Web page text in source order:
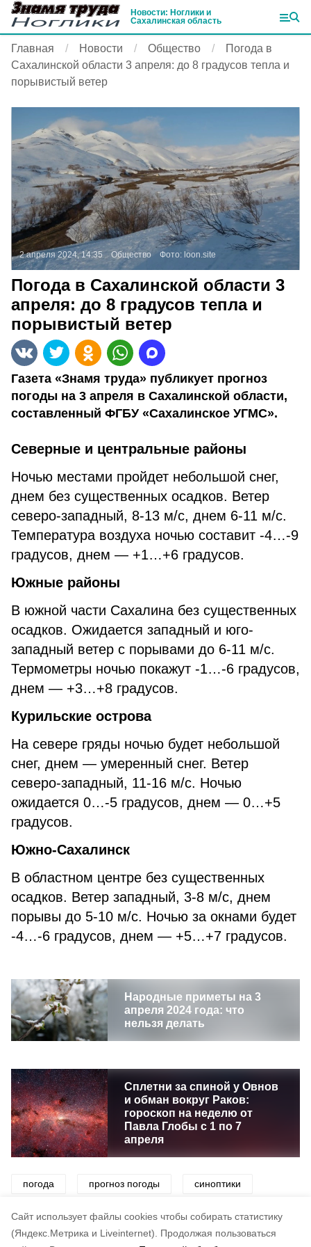
Cайт использует файлы cookies чтобы собирать статистику
(Яндекс.Метрика и Liveinternet).
Продолжая пользоваться
Новости: Ноглики и
Сахалинская область
Главная Новости Общество
Погода в
Сахалинской области 3 апреля: до 8 градусов тепла и
порывистый ветер
2 апреля 2024, 14:35 Общество Фото: loon.site
Погода в Сахалинской области 3
апреля: до 8 градусов тепла и
порывистый ветер
Газета «Знамя труда» публикует прогноз
погоды на 3 апреля в Сахалинской области,
составленный ФГБУ «Сахалинское УГМС».
Северные и центральные районы
Ночью местами пройдет небольшой снег,
днем без существенных осадков. Ветер
северо-западный, 8-13 м/с, днем 6-11 м/с.
Температура воздуха ночью составит -4…-9
градусов, днем — +1…+6 градусов.
Южные районы
В южной части Сахалина без существенных
осадков. Ожидается западный и юго-
западный ветер с порывами до 6-11 м/с.
Термометры ночью покажут -1…-6 градусов,
днем — +3…+8 градусов.
Курильские острова
На севере гряды ночью будет небольшой
снег, днем — умеренный снег. Ветер
северо-западный, 11-16 м/с. Ночью
ожидается 0…-5 градусов, днем — 0…+5
градусов.
Южно-Сахалинск
В областном центре без существенных
осадков. Ветер западный, 3-8 м/с, днем
порывы до 5-10 м/с. Ночью за окнами будет
-4…-6 градусов, днем — +5…+7 градусов.
Народные приметы на 3
апреля 2024 года: что
нельзя делать
Сплетни за спиной у Овнов
и обман вокруг Раков:
гороскоп на неделю от
Павла Глобы с 1 по 7
апреля
погода прогноз погоды синоптики
снег ветер дождь